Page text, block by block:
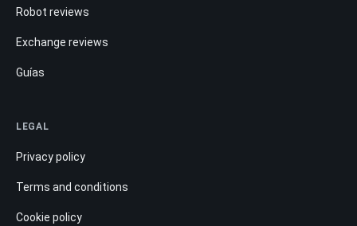
Robot reviews
Exchange reviews
Guías
LEGAL
Privacy policy
Terms and conditions
Cookie policy